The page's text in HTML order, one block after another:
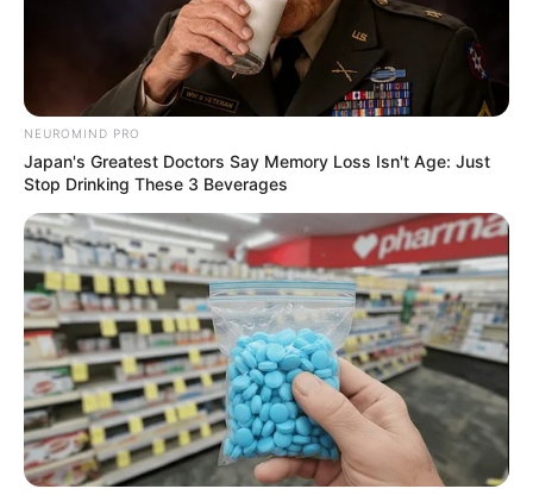
NEUROMIND PRO
Japan's Greatest Doctors Say Memory Loss Isn't Age: Just
Stop Drinking These 3 Beverages